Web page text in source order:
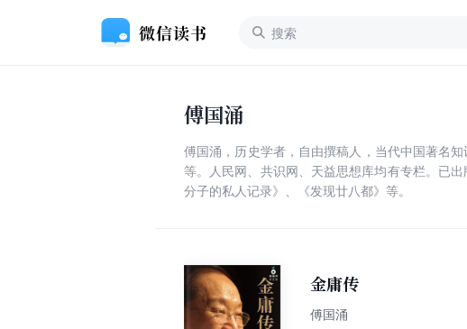
傅国涌
傅国涌，历史学者，自由撰稿人，当代中国著名
等。人民网、共识网、天益思想库均有专栏。已
分子的私人记录》、《发现廿八都》等。
金庸传
傅国涌